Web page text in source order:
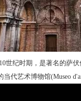
纪时期，是著名的萨伏
代艺术博物馆(Museo